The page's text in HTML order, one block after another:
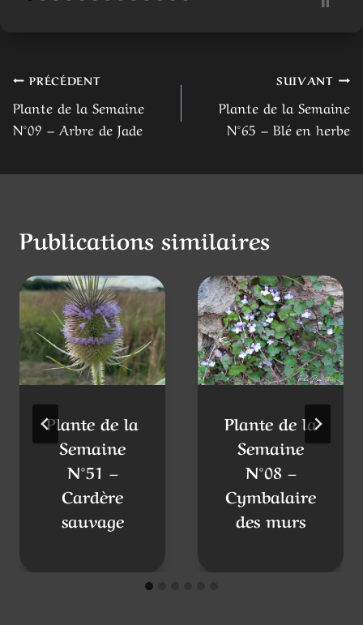
Navigation
de
PRÉCÉDENT
Plante de la Semaine
N°09 – Arbre de Jade
SUIVANT
Plante de la Semaine
N°65 – Blé en herbe
Publications similaires
Plante de la
Semaine
N°51 –
Cardère
sauvage
Plante de la
Semaine
N°08 –
Cymbalaire
des murs